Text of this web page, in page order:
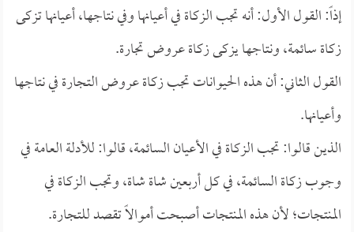
إذاً: القول الأول: أنه تجب الزكاة في أعيانها وفي نتاجها، أعيانها تزكى
زكاة سائمة، ونتاجها يزكى زكاة عروض تجارة.
القول الثاني: أن هذه الحيوانات تجب زكاة عروض التجارة في نتاجها
وأعيانها.
الذين قالوا: تجب الزكاة في الأعيان السائمة، قالوا: للأدلة العامة في
وجوب زكاة السائمة، في كل أربعين شاة شاة، وتجب الزكاة في
المنتجات؛ لأن هذه المنتجات أصبحت أموالاً تقصد للتجارة.